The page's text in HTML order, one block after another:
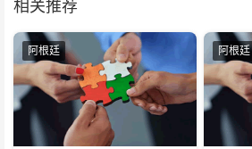
相关推荐
阿根廷 阿根廷